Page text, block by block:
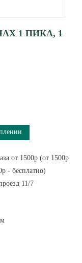
1 ПИКА, 1
от 1500р (от 1500р
- бесплатно)
11/7